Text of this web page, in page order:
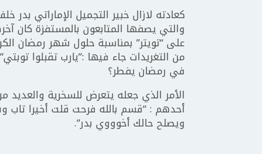
كعادته لازال خبير التجميل الإماراتي بدر
والتي يصفها المتابعون بالمستفزة كان
على “تويتر” بمناسبة حلول شهر رمضان
من التغريدات جاء فيها :”يارب تقبلوا
في رمضان يفطر؟
الأمر الذي جعله يتعرض للسخرية والعديد
أحدهم : “قسم بالله فرحت قلت أخيرا تاب
ويصلح حالك أخوووي بدر”.